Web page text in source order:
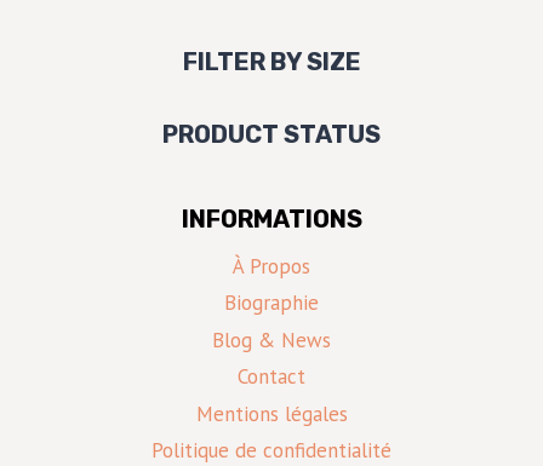
FILTER BY SIZE
PRODUCT STATUS
INFORMATIONS
À Propos
Biographie
Blog & News
Contact
Mentions légales
Politique de confidentialité